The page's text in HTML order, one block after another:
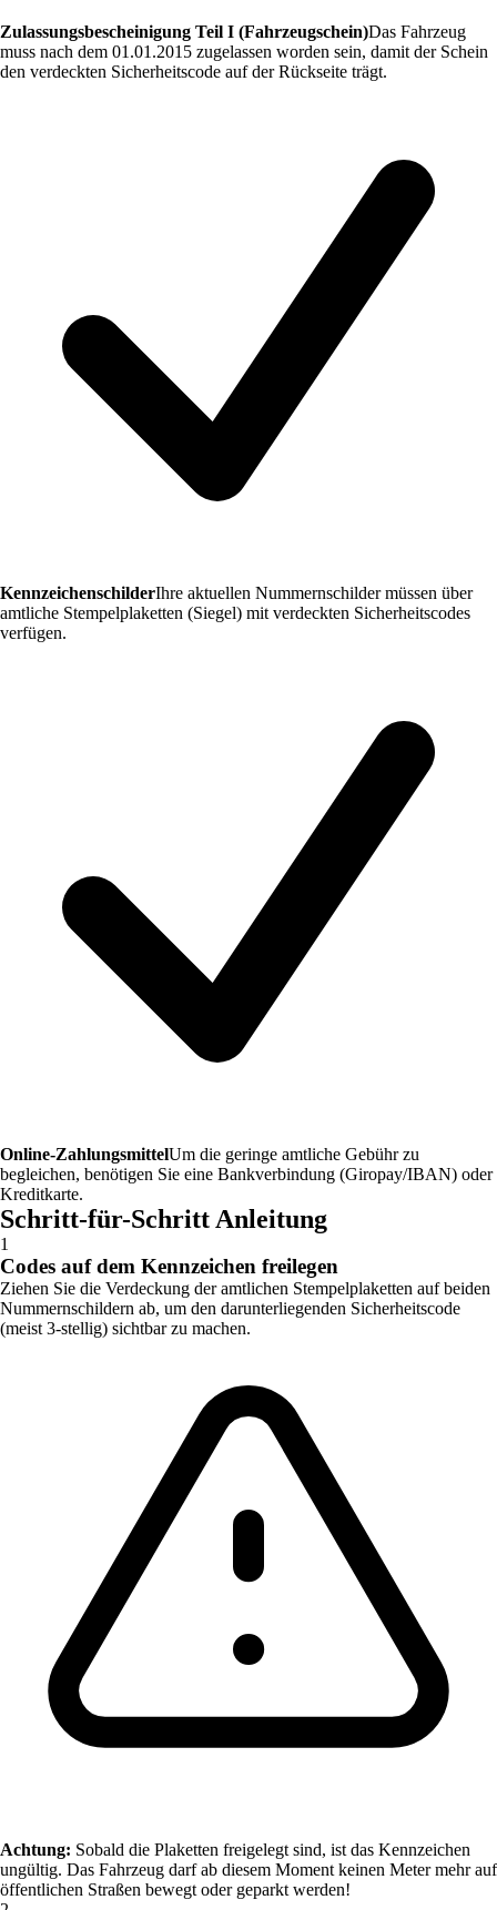
Zulassungsbescheinigung Teil I (Fahrzeugschein)Das Fahrzeug
muss nach dem 01.01.2015 zugelassen worden sein, damit der Schein
den verdeckten Sicherheitscode auf der Rückseite trägt.
KennzeichenschilderIhre aktuellen Nummernschilder müssen über
amtliche Stempelplaketten (Siegel) mit verdeckten Sicherheitscodes
verfügen.
Online-ZahlungsmittelUm die geringe amtliche Gebühr zu
begleichen, benötigen Sie eine Bankverbindung (Giropay/IBAN) oder
Kreditkarte.
Schritt-für-Schritt Anleitung
1
Codes auf dem Kennzeichen freilegen
Ziehen Sie die Verdeckung der amtlichen Stempelplaketten auf beiden
Nummernschildern ab, um den darunterliegenden Sicherheitscode
(meist 3-stellig) sichtbar zu machen.
Achtung: Sobald die Plaketten freigelegt sind, ist das Kennzeichen
ungültig. Das Fahrzeug darf ab diesem Moment keinen Meter mehr auf
öffentlichen Straßen bewegt oder geparkt werden!